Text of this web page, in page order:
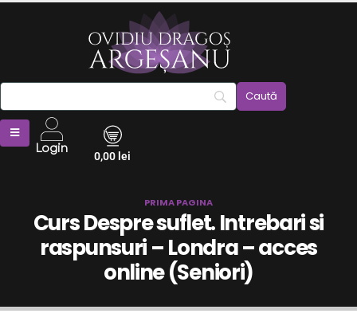
Login 0,00 lei
PRIMA PAGINA
Curs Despre suflet. Intrebari si
raspunsuri – Londra – acces
online (Seniori)